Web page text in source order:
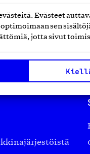
Evästeet
sen
jotta sivut